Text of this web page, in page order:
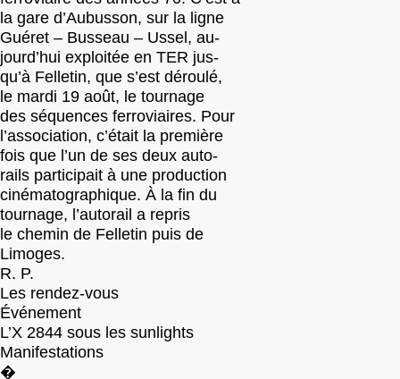
la gare d’Aubusson, sur la ligne
Guéret – Busseau – Ussel, au-
jourd’hui exploitée en TER jus-
qu’à Felletin, que s’est déroulé,
le mardi 19 août, le tournage
des séquences ferroviaires. Pour
l’association, c’était la première
fois que l’un de ses deux auto-
rails participait à une production
cinématographique. À la fin du
tournage, l’autorail a repris
le chemin de Felletin puis de
Limoges.
R. P.
Les rendez-vous
Événement
L’X 2844 sous les sunlights
Manifestations
�